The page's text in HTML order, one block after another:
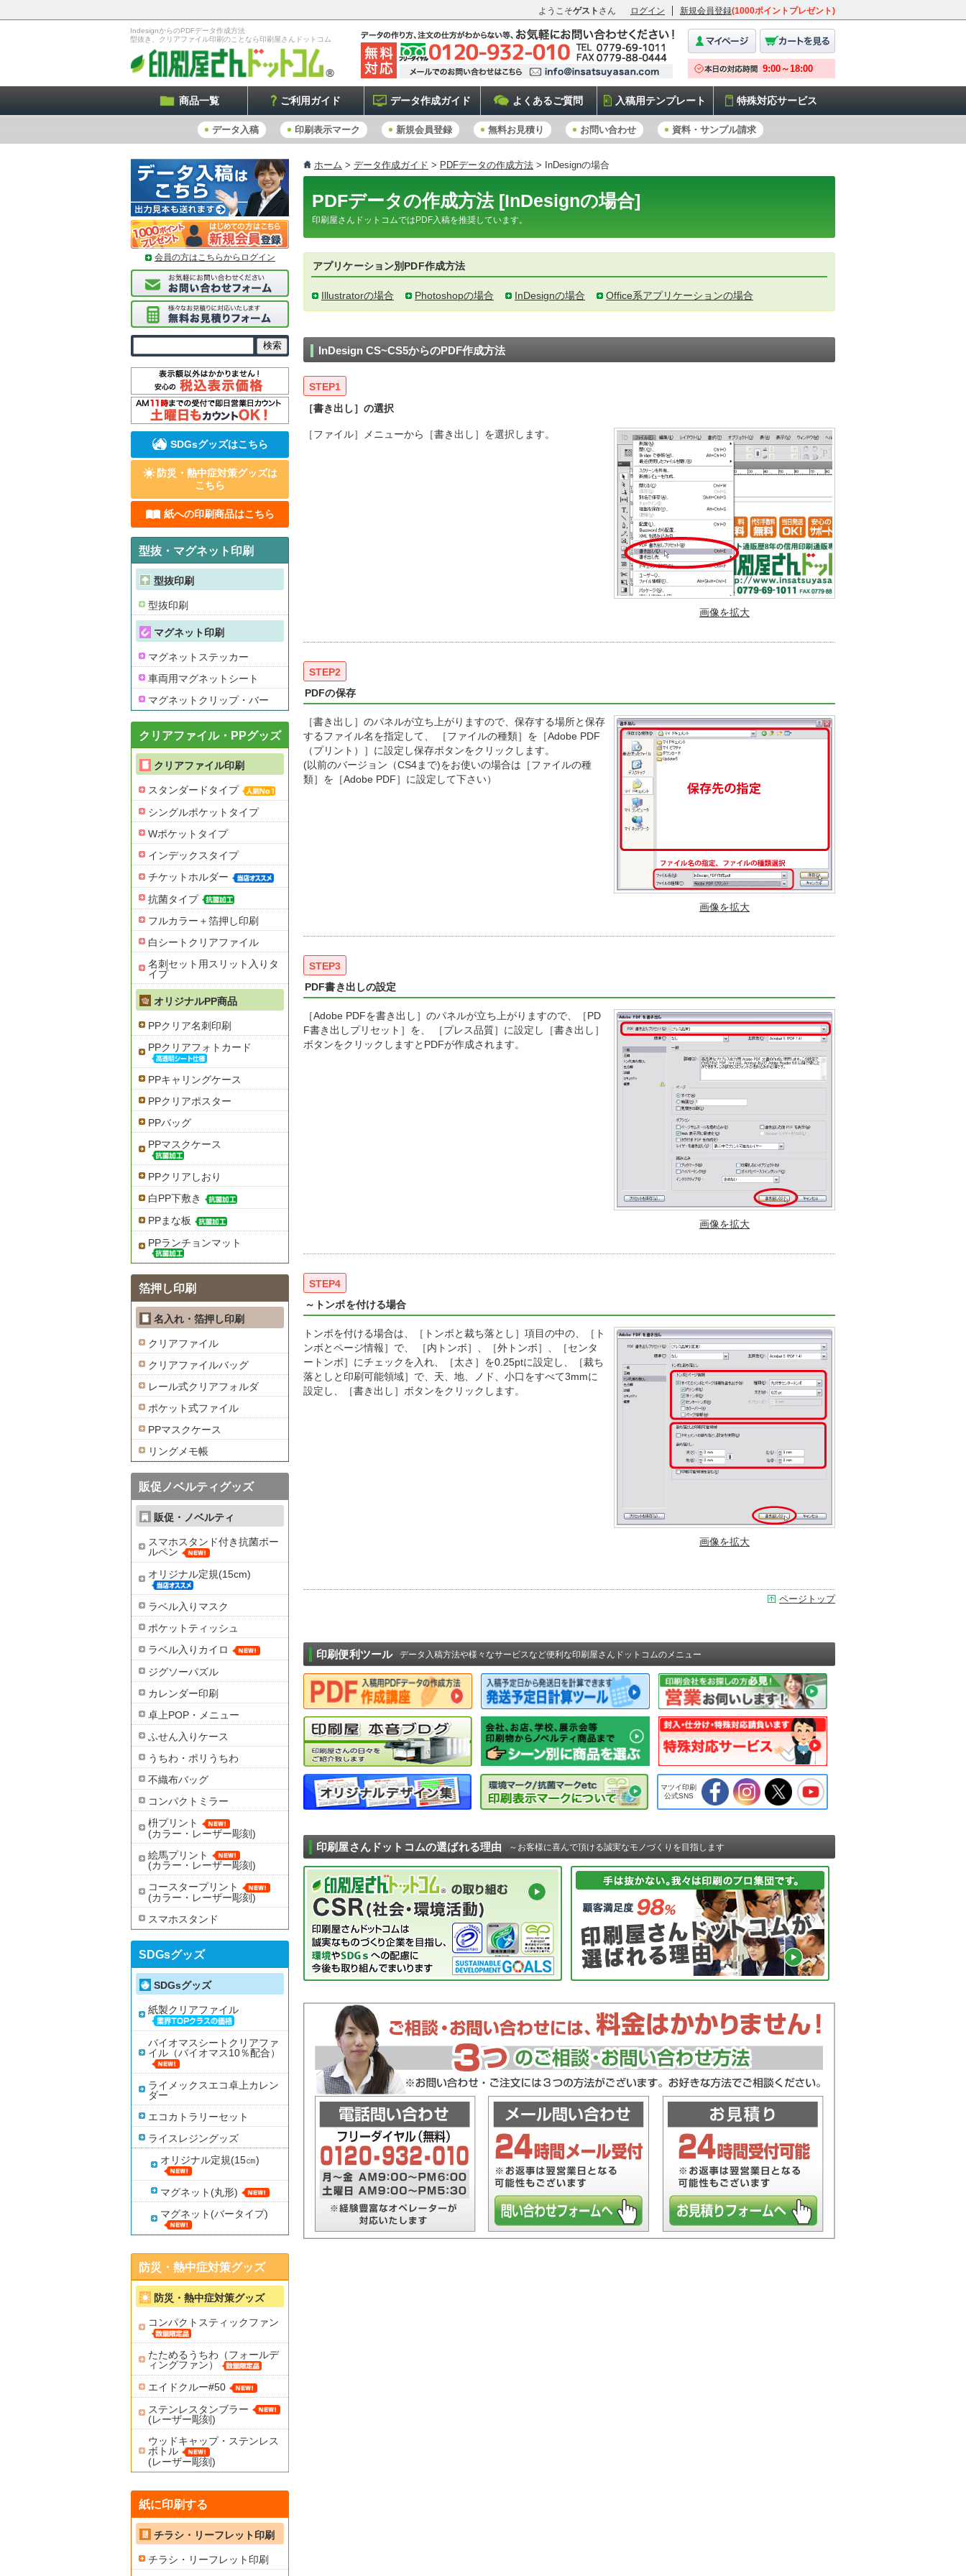
IndesignからのPDFデータ作成方法
型抜き、クリアファイル印刷のことなら印刷屋さんドットコム
ようこそゲスト さん ログイン 新規会員登録(1000ポイントプレゼント)
商品一覧 ご利用ガイド データ作成ガイド よくあるご質問 入稿用テンプレート 特殊対応サービス
データ入稿 印刷表示マーク 新規会員登録 無料お見積り お問い合わせ 資料・サンプル請求
ホーム > データ作成ガイド > PDFデータの作成方法 > InDesignの場合
PDFデータの作成方法 [InDesignの場合]
印刷屋さんドットコムではPDF入稿を推奨しています。
アプリケーション別PDF作成方法
Illustratorの場合 Photoshopの場合 InDesignの場合 Office系アプリケーションの場合
InDesign CS~CS5からのPDF作成方法
STEP1
［書き出し］の選択
画像を拡大
［ファイル］メニューから［書き出し］を選択します。
STEP2
PDFの保存
画像を拡大
［書き出し］のパネルが立ち上がりますので、保存する場所と保存
するファイル名を指定して、 ［ファイルの種類］を［Adobe PDF
（プリント）］に設定し保存ボタンをクリックします。
(以前のバージョン（CS4まで)をお使いの場合は［ファイルの種
類］を［Adobe PDF］に設定して下さい）
STEP3
PDF書き出しの設定
画像を拡大
［Adobe PDFを書き出し］のパネルが立ち上がりますので、［PD
F書き出しプリセット］を、 ［プレス品質］に設定し［書き出し］
ボタンをクリックしますとPDFが作成されます。
STEP4
～トンボを付ける場合
画像を拡大
トンボを付ける場合は、［トンボと裁ち落とし］項目の中の、［ト
ンボとページ情報］で、 ［内トンボ］、［外トンボ］、［センタ
ートンボ］にチェックを入れ、［太さ］を0.25ptに設定し、［裁ち
落としと印刷可能領域］で、天、地、ノド、小口をすべて3mmに
設定し、［書き出し］ボタンをクリックします。
ページトップ
印刷便利ツール データ入稿方法や様々なサービスなど便利な印刷屋さんドットコムのメニュー
マツイ印刷
公式SNS
印刷屋さんドットコムの選ばれる理由 ～お客様に喜んで頂ける誠実なモノづくりを目指します
会員の方はこちらからログイン
SDGsグッズはこちら
防災・熱中症対策グッズは
こちら
紙への印刷商品はこちら
型抜・マグネット印刷
型抜印刷
型抜印刷
マグネット印刷
マグネットステッカー
車両用マグネットシート
マグネットクリップ・バー
クリアファイル・PPグッズ
クリアファイル印刷
スタンダードタイプ
シングルポケットタイプ
Wポケットタイプ
インデックスタイプ
チケットホルダー
抗菌タイプ
フルカラー＋箔押し印刷
白シートクリアファイル
名刺セット用スリット入りタ
イプ
オリジナルPP商品
PPクリア名刺印刷
PPクリアフォトカード
PPキャリングケース
PPクリアポスター
PPバッグ
PPマスクケース
PPクリアしおり
白PP下敷き
PPまな板
PPランチョンマット
箔押し印刷
名入れ・箔押し印刷
クリアファイル
クリアファイルバッグ
レール式クリアフォルダ
ポケット式ファイル
PPマスクケース
リングメモ帳
販促ノベルティグッズ
販促・ノベルティ
スマホスタンド付き抗菌ボー
ルペン
オリジナル定規(15cm)
ラベル入りマスク
ポケットティッシュ
ラベル入りカイロ
ジグソーパズル
カレンダー印刷
卓上POP・メニュー
ふせん入りケース
うちわ・ポリうちわ
不織布バッグ
コンパクトミラー
枡プリント
(カラー・レーザー彫刻)
絵馬プリント
(カラー・レーザー彫刻)
コースタープリント
(カラー・レーザー彫刻)
スマホスタンド
SDGsグッズ
SDGsグッズ
紙製クリアファイル
バイオマスシートクリアファ
イル（バイオマス10％配合）
ライメックスエコ卓上カレン
ダー
エコカトラリーセット
ライスレジングッズ
オリジナル定規(15㎝)
マグネット(丸形)
マグネット(バータイプ)
防災・熱中症対策グッズ
防災・熱中症対策グッズ
コンパクトスティックファン
たためるうちわ（フォールデ
ィングファン）
エイドクルー#50
ステンレスタンブラー
(レーザー彫刻)
ウッドキャップ・ステンレス
ボトル
(レーザー彫刻)
紙に印刷する
チラシ・リーフレット印刷
チラシ・リーフレット印刷